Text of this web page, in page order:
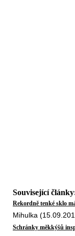
Související
Rekordně tenké sklo
Mihulka
Schránky měkkýšů